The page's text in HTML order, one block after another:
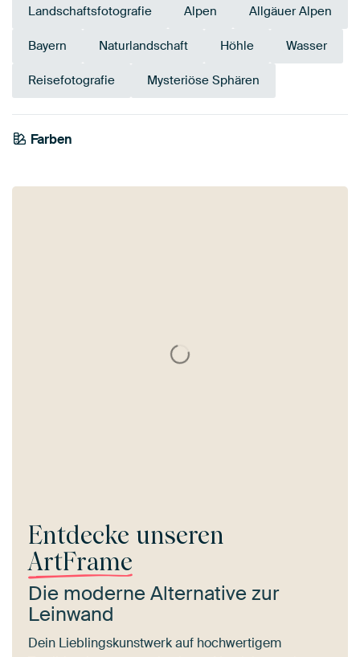
Landschaftsfotografie Alpen Allgäuer Alpen
Bayern Naturlandschaft Höhle Wasser
Reisefotografie Mysteriöse Sphären
Farben
Braun
Mauve
Entdecke unseren
ArtFrame
Die moderne Alternative zur
Leinwand
Dein Lieblingskunstwerk auf hochwertigem